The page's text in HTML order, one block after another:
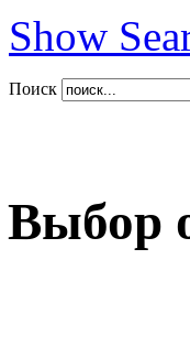
Show
Поиск
Выбор